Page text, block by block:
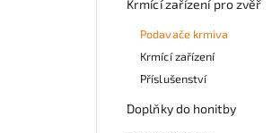
Krmící zařízení pro zvěř
Podavače krmiva
Krmící zařízení
Příslušenství
Doplňky do honitby